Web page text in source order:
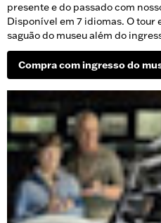
presente e do passado com
Disponível em 7 idiomas. O
saguão do museu além do
Compra com ingresso do